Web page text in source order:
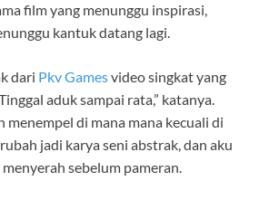
film yang menunggu inspirasi,
kantuk datang lagi.
dari Pkv Gamesvideo singkat yang
aduk sampai rata,” katanya.
menempel di mana mana kecuali di
jadi karya seni abstrak, dan aku
sebelum pameran.